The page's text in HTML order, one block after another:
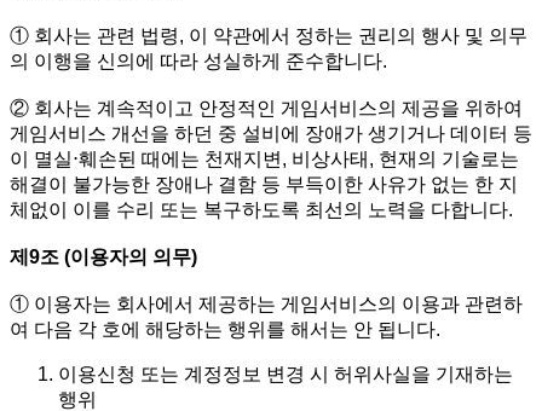
① 회사는 관련 법령, 이 약관에서 정하는 권리의 행사 및 의무
의 이행을 신의에 따라 성실하게 준수합니다.
② 회사는 계속적이고 안정적인 게임서비스의 제공을 위하여
게임서비스 개선을 하던 중 설비에 장애가 생기거나 데이터 등
이 멸실⋅훼손된 때에는 천재지변, 비상사태, 현재의 기술로는
해결이 불가능한 장애나 결함 등 부득이한 사유가 없는 한 지
체없이 이를 수리 또는 복구하도록 최선의 노력을 다합니다.
제9조 (이용자의 의무)
① 이용자는 회사에서 제공하는 게임서비스의 이용과 관련하
여 다음 각 호에 해당하는 행위를 해서는 안 됩니다.
이용신청 또는 계정정보 변경 시 허위사실을 기재하는
행위